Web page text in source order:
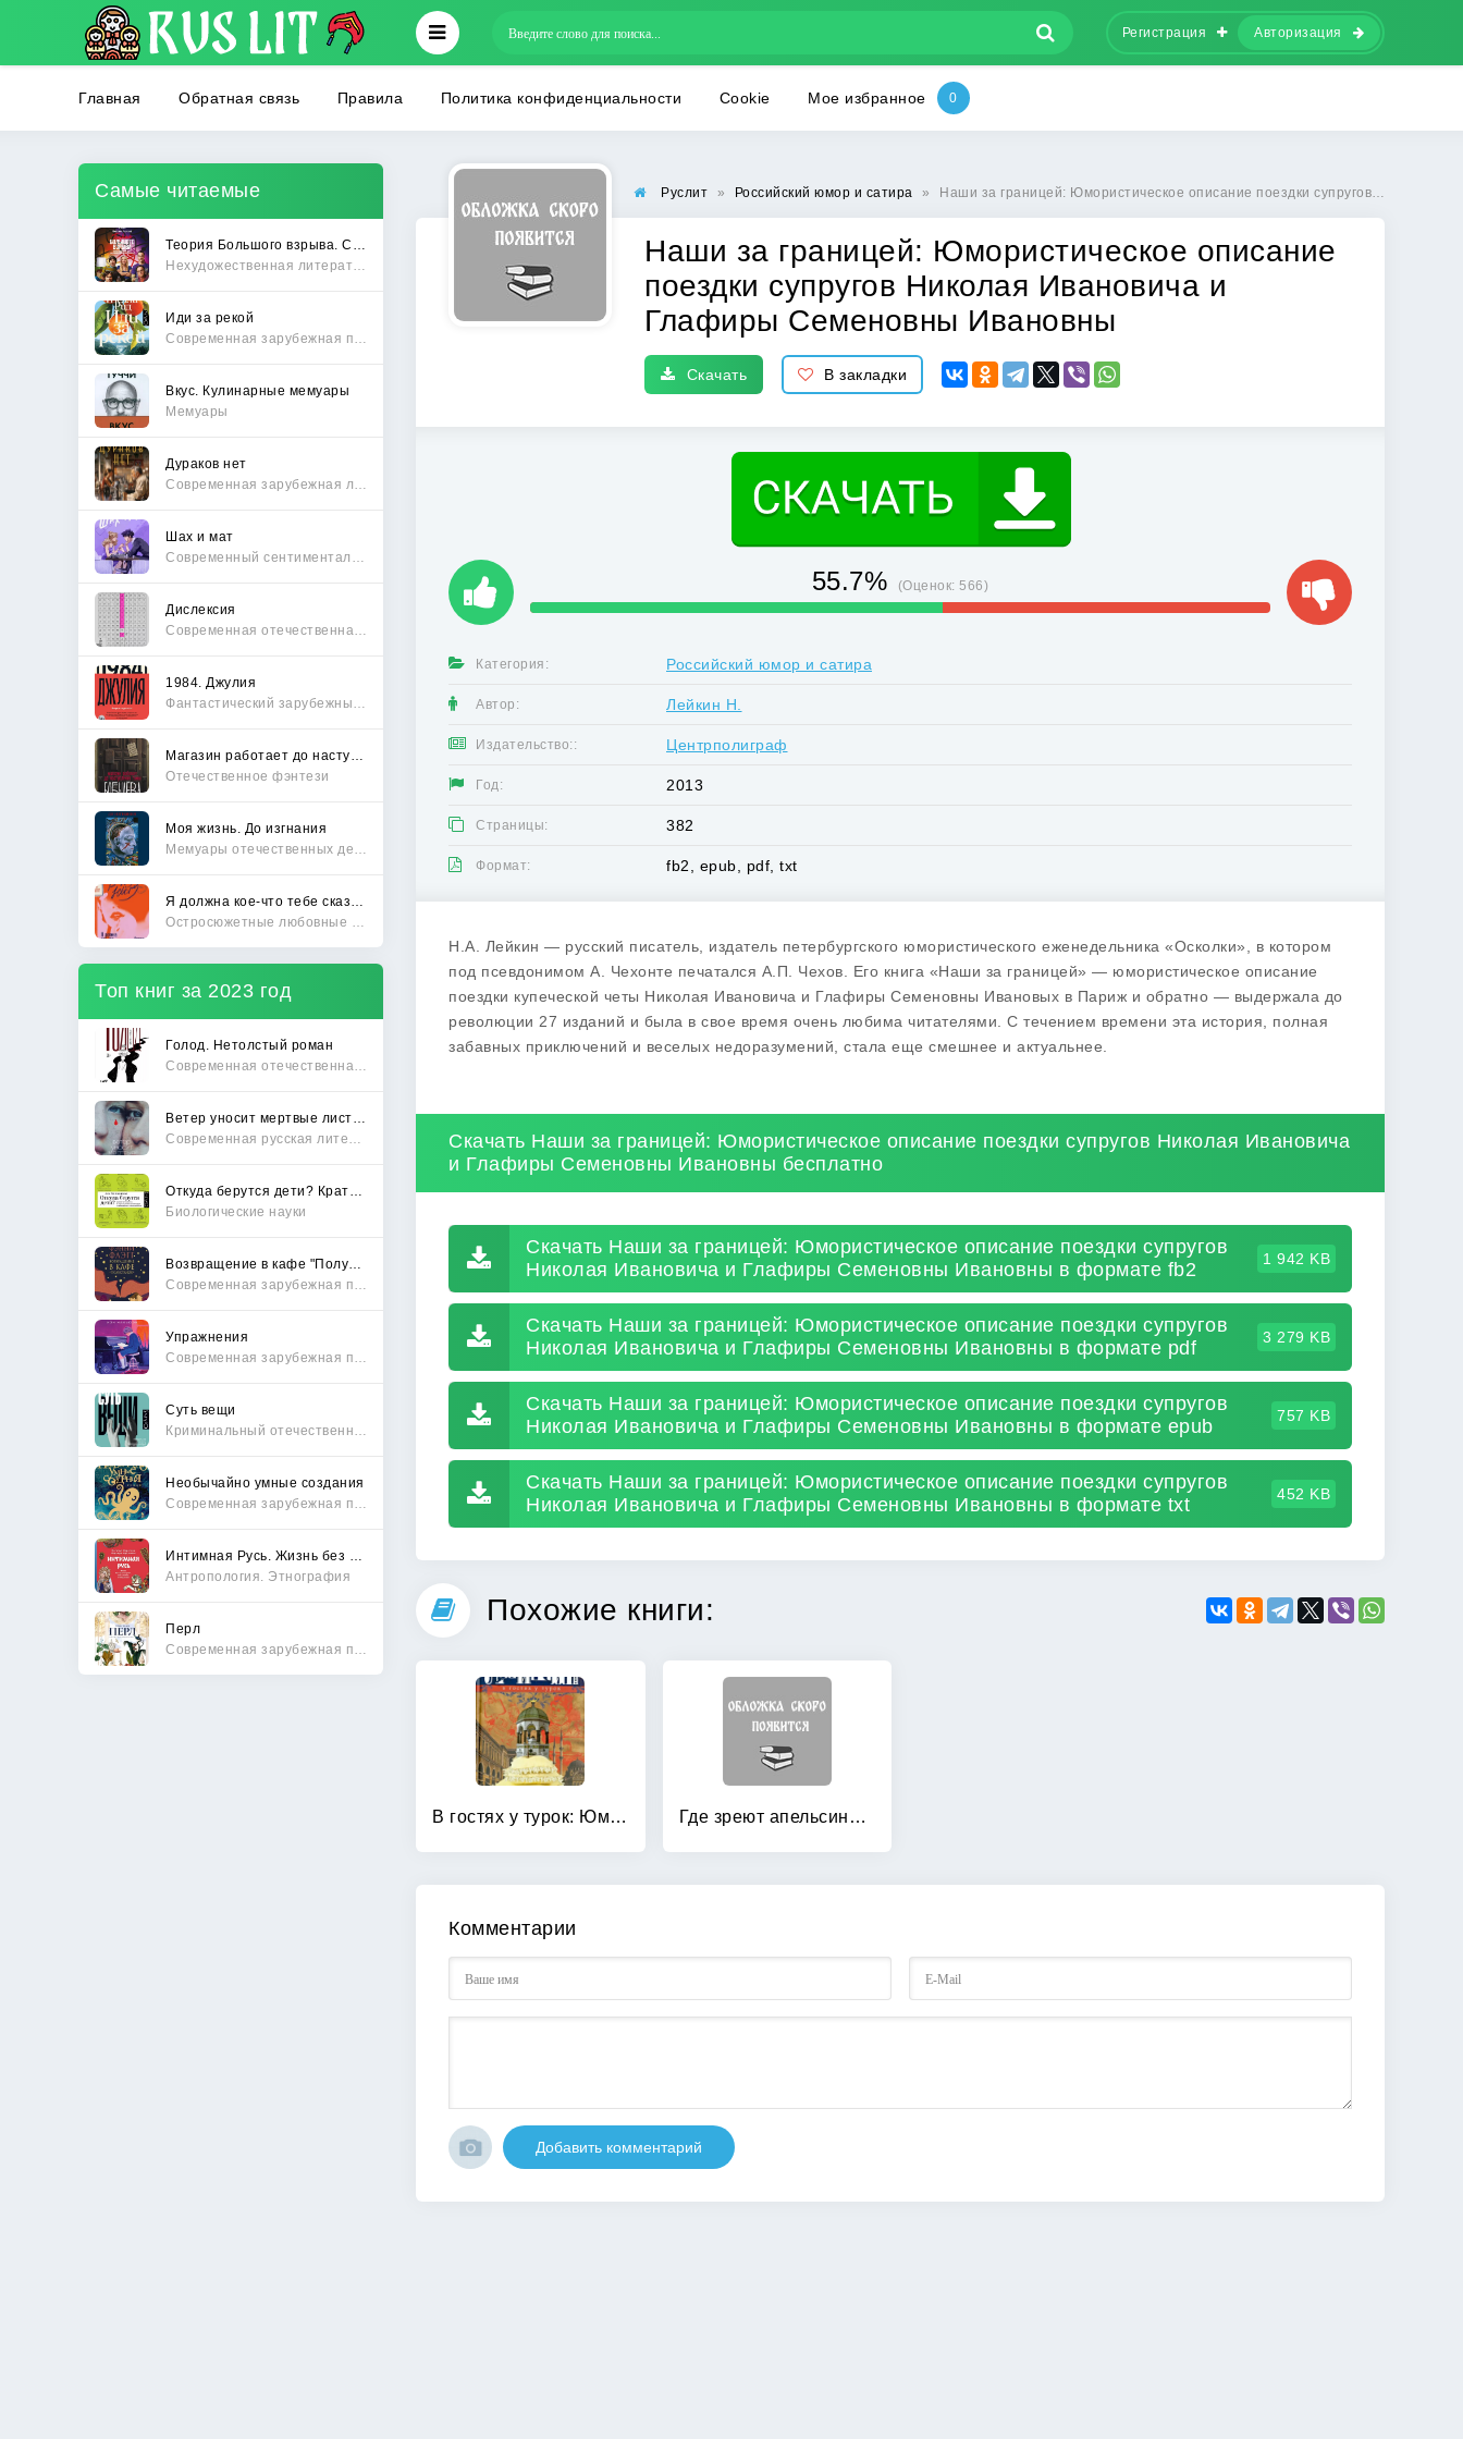
Регистрация Авторизация
Главная Обратная связь Правила Политика конфиденциальности Cookie Мое избранное
Самые читаемые
Иди за рекой
Вкус. Кулинарные мемуары
Мемуары
Дураков нет
Шах и мат
Дислексия
1984. Джулия
Отечественное фэнтези
Моя жизнь. До изгнания
Топ книг за 2023 год
Голод. Нетолстый роман
Биологические науки
Упражнения
Суть вещи
Необычайно умные создания
Антропология. Этнография
Перл
Руслит » Российский юмор и сатира » Наши за границей: Юмористическое описание поездки супругов Николая Ивановича и Глафиры Семеновны Ивановны
Наши за границей: Юмористическое описание
поездки супругов Николая Ивановича и
Глафиры Семеновны Ивановны
Скачать В закладки
55.7% (Оценок:566)
Категория: Российский юмор и сатира
Автор: Лейкин Н.
Издательство:: Центрполиграф
Год: 2013
Страницы: 382
Формат: fb2, epub, pdf, txt
Н.А. Лейкин — русский писатель, издатель петербургского юмористического еженедельника «Осколки», в котором
под псевдонимом А. Чехонте печатался А.П. Чехов. Его книга «Наши за границей» — юмористическое описание
поездки купеческой четы Николая Ивановича и Глафиры Семеновны Ивановых в Париж и обратно — выдержала до
революции 27 изданий и была в свое время очень любима читателями. С течением времени эта история, полная
забавных приключений и веселых недоразумений, стала еще смешнее и актуальнее.
Скачать Наши за границей: Юмористическое описание поездки супругов Николая Ивановича
и Глафиры Семеновны Ивановны бесплатно
Скачать Наши за границей: Юмористическое описание поездки супругов
Николая Ивановича и Глафиры Семеновны Ивановны в формате fb2
1 942 KB
Скачать Наши за границей: Юмористическое описание поездки супругов
Николая Ивановича и Глафиры Семеновны Ивановны в формате pdf
3 279 KB
Скачать Наши за границей: Юмористическое описание поездки супругов
Николая Ивановича и Глафиры Семеновны Ивановны в формате epub
757 KB
Скачать Наши за границей: Юмористическое описание поездки супругов
Николая Ивановича и Глафиры Семеновны Ивановны в формате txt
452 KB
Похожие книги:
В гостях у турок: Юмористическое описание путешествия супругов Николая Ивановича и Глафиры Семеновны Где зреют апельсины: Юмористическое описание путешествия супругов Николая Ивановича и Глафиры Семеновны
Комментарии